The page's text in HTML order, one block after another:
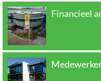
Financieel